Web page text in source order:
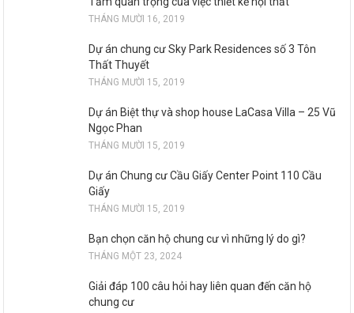
THÁNG MƯỜI 16, 2019
Dự án chung cư Sky Park Residences số 3 Tôn
Thất Thuyết
THÁNG MƯỜI 15, 2019
Dự án Biệt thự và shop house LaCasa Villa – 25 Vũ
Ngọc Phan
THÁNG MƯỜI 15, 2019
Dự án Chung cư Cầu Giấy Center Point 110 Cầu
Giấy
THÁNG MƯỜI 15, 2019
Bạn chọn căn hộ chung cư vì những lý do gì?
THÁNG MỘT 23, 2024
Giải đáp 100 câu hỏi hay liên quan đến căn hộ
chung cư